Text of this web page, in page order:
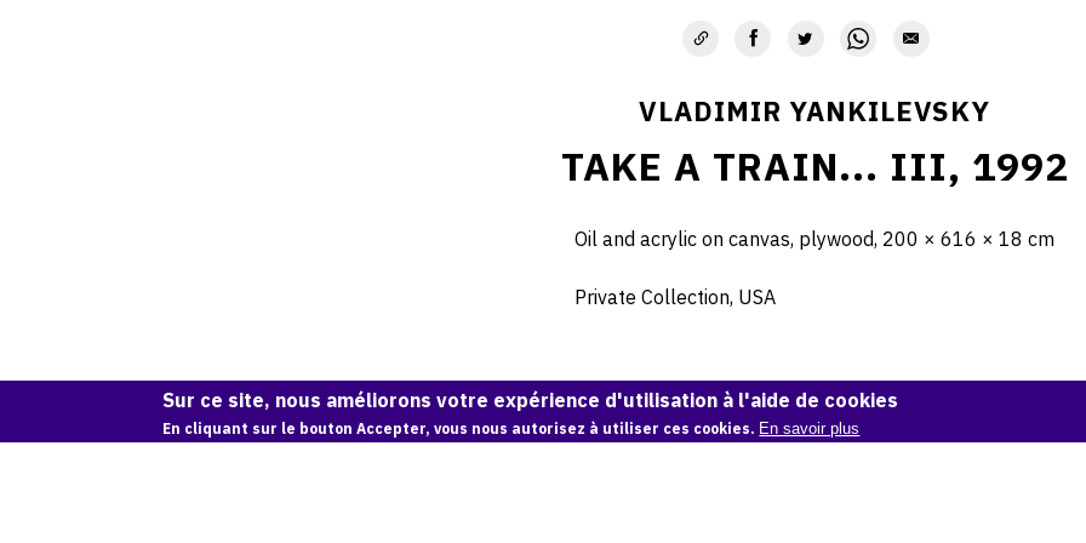
VLADIMIR YANKILEVSKY
TAKE A TRAIN... III, 1992
Oil and acrylic on canvas, plywood, 200 × 616 × 18 cm
Private Collection, USA
Demande d'information
Sur ce site, nous améliorons votre expérience d'utilisation à l'aide de cookies
En cliquant sur le bouton Accepter, vous nous autorisez à utiliser ces cookies. En savoir plus